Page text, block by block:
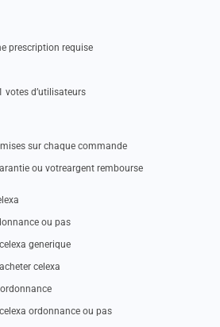
prescription requise
votes d’utilisateurs
sur chaque commande
ou votreargent rembourse
ou pas
generique
celexa
ordonnance ou pas